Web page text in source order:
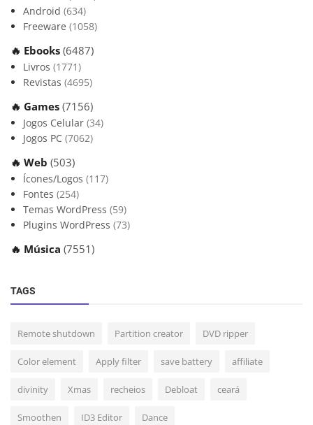
Android (634)
Freeware (1058)
🔥 Ebooks (6487)
Livros (1771)
Revistas (4695)
🔥 Games (7156)
Jogos Celular (34)
Jogos PC (7062)
🔥 Web (503)
Ícones/Logos (117)
Fontes (254)
Temas WordPress (59)
Plugins WordPress (73)
🔥 Música (7551)
TAGS
Remote shutdown Partition creator DVD ripper
Color element Apply filter save battery affiliate
divinity Xmas recheios Debloat ceará
Smoothen ID3 Editor Dance